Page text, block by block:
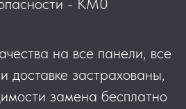
на все панели, все
доставке застрахованы,
замена бесплатно